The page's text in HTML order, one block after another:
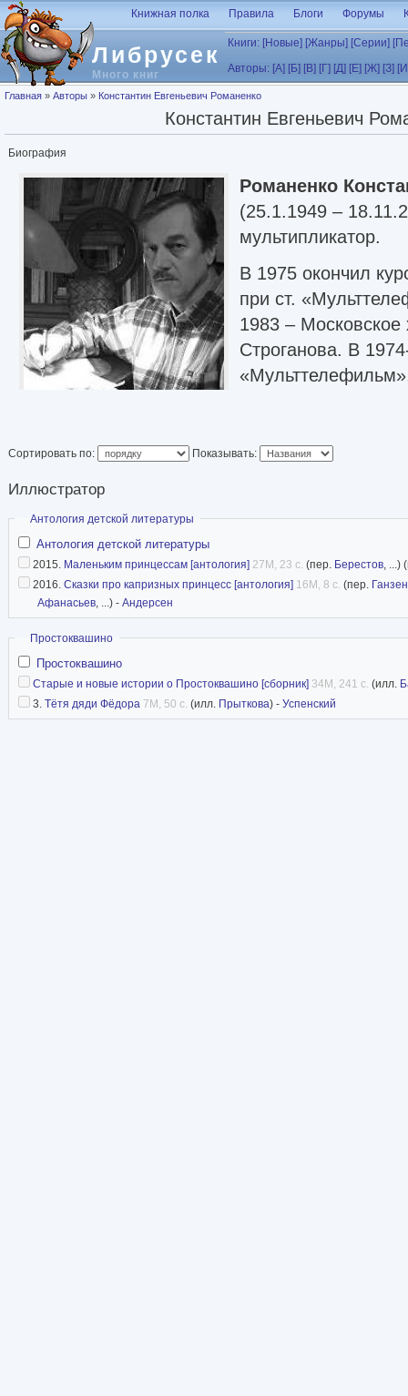
Перейти к основному содержанию
Либрусек
Много книг
Книжная полка Правила Блоги Форумы
Книги: [Новые] [Жанры] [Серии]
Авторы: [А] [Б] [В] [Г] [Д] [Е] [Ж] [З]
Вы здесь
Главная » Авторы » Константин Евгеньевич Романенко
Константин Евгеньевич
Биография
Романенко
(25.1.1949 –
мультипликатор.
В 1975 окончил
при ст.
1983 –
Строганова. В
Аниматор.Ru
Сортировать по: Показывать:
Иллюстратор
Скрыть
Антология детской литературы
Антология детской литературы
2015. Маленьким принцессам [антология] 27M, 23 с. (пер. Берестов, ...)
2016. Сказки про капризных принцесс [антология] 16M, 8 с. (пер. Ганзен
Афанасьев, ...) - Андерсен
Скрыть
Простоквашино
Простоквашино
Старые и новые истории о Простоквашино [сборник] 34M, 241 с. (илл.
3. Тётя дяди Фёдора 7M, 50 с. (илл. Прыткова) - Успенский